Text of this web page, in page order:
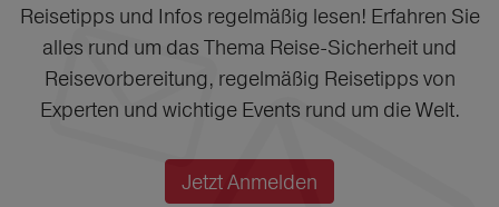
Reisetipps und Infos regelmäßig lesen! Erfahren Sie
alles rund um das Thema Reise-Sicherheit und
Reisevorbereitung, regelmäßig Reisetipps von
Experten und wichtige Events rund um die Welt.
Jetzt Anmelden